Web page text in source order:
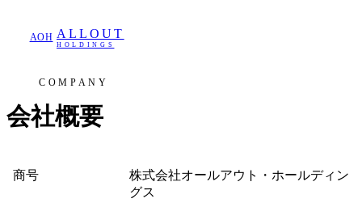
AOH ALLOUT
HOLDINGS
COMPANY
会社概要
商号
株式会社オールアウト・ホールディン
グス